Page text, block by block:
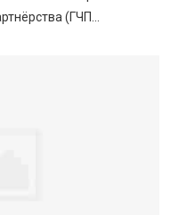
(ГЧП...